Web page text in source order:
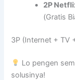
2P
(Gratis
3P (Internet + TV
Lo pengen
solusinya!